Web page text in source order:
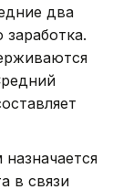
два
заработка.
в связи